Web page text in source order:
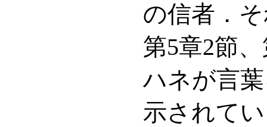
の信者．
第5章2節
ハネが言
示されて